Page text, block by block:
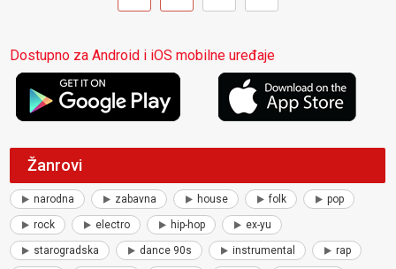
Dostupno za Android i iOS mobilne uređaje
Žanrovi
narodna zabavna house folk pop
rock electro hip-hop ex-yu
starogradska dance 90s instrumental rap